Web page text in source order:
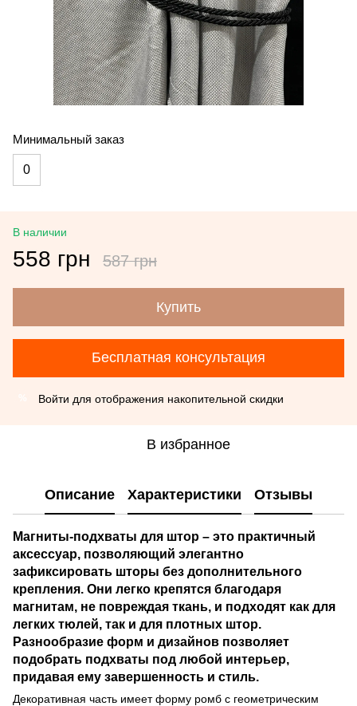
Минимальный заказ
0
В наличии
558 грн 587 грн
Купить
Бесплатная консультация
Войти для отображения накопительной скидки
В избранное
Описание Характеристики Отзывы
Магниты-подхваты для штор – это практичный
аксессуар, позволяющий элегантно
зафиксировать шторы без дополнительного
крепления. Они легко крепятся благодаря
магнитам, не повреждая ткань, и подходят как для
легких тюлей, так и для плотных штор.
Разнообразие форм и дизайнов позволяет
подобрать подхваты под любой интерьер,
придавая ему завершенность и стиль.
Декоративная часть имеет форму ромб с геометрическим